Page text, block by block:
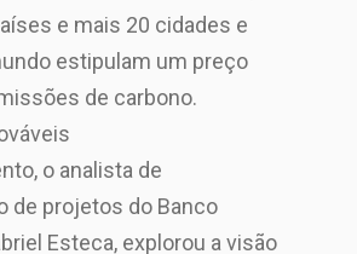
e mais 20 cidades e
estipulam um preço
de carbono.
o analista de
de projetos do Banco
Esteca, explorou a visão